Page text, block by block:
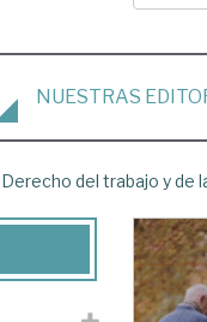
NUESTRAS
Derecho del trabajo y de